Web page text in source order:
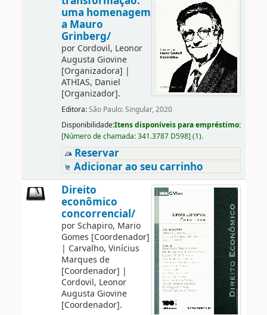
uma homenagem
a Mauro
Grinberg/
por Cordovil, Leonor
Augusta Giovine
[Organizadora] |
ATHIAS, Daniel
[Organizador].
Editora:São Paulo: Singular, 2020
Disponibilidade:Itens disponíveis para empréstimo:
[Número de chamada:341.3787 D598] (1).
Reservar
Adicionar ao seu carrinho
Direito
econômico
concorrencial/
porSchapiro, Mario
Gomes [Coordenador]
| Carvalho, Vinícius
Marques de
[Coordenador] |
Cordovil, Leonor
Augusta Giovine
[Coordenador].